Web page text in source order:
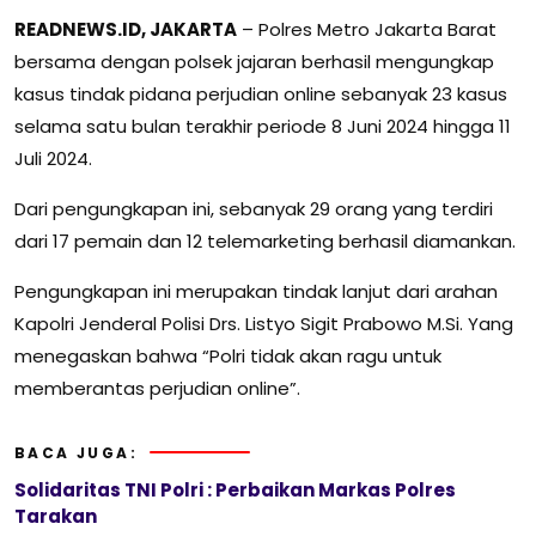
READNEWS.ID, JAKARTA – Polres Metro Jakarta Barat
bersama dengan polsek jajaran berhasil mengungkap
kasus tindak pidana perjudian online sebanyak 23 kasus
selama satu bulan terakhir periode 8 Juni 2024 hingga 11
Juli 2024.
Dari pengungkapan ini, sebanyak 29 orang yang terdiri
dari 17 pemain dan 12 telemarketing berhasil diamankan.
Pengungkapan ini merupakan tindak lanjut dari arahan
Kapolri Jenderal Polisi Drs. Listyo Sigit Prabowo M.Si. Yang
menegaskan bahwa “Polri tidak akan ragu untuk
memberantas perjudian online”.
BACA JUGA:
Solidaritas TNI Polri : Perbaikan Markas Polres
Tarakan